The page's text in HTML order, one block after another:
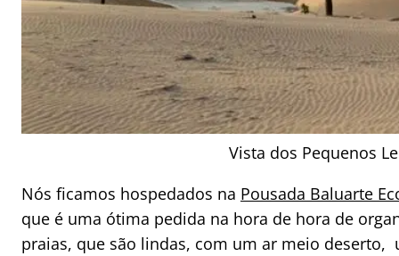
Vista dos Pequenos
Nós ficamos hospedados na Pousada Baluarte
que é uma ótima pedida na hora de hora de
praias, que são lindas, com um ar meio